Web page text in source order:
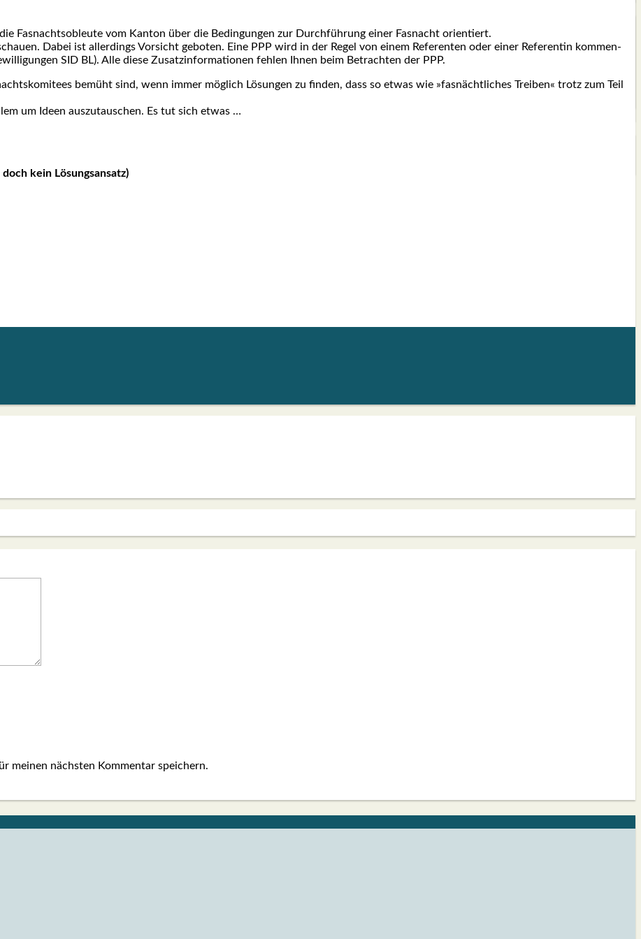
Fas­nachts­ob­leu­te vom Kan­ton über die Bedin­gun­gen zur Durch­füh­rung einer Fas­nacht ori­en­tiert.
Dabei ist aller­dings Vor­sicht gebo­ten. Eine PPP wird in der Regel von einem Refe­ren­ten oder einer Refe­ren­tin kom­men­
SID BL). Alle die­se Zusatz­in­for­ma­tio­nen feh­len Ihnen beim Betrach­ten der PPP.
bemüht sind, wenn immer mög­lich Lösun­gen zu fin­den, dass so etwas wie »fas­nächt­li­ches Trei­ben« trotz zum Teil
um Ideen aus­zu­tau­schen. Es tut sich etwas …
kein Lösungs­an­satz)
meinen nächsten Kommentar speichern.